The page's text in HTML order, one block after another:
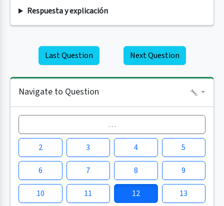
Respuesta y explicación
Last Question Next Question
Navigate to Question
…
2 3 4 5
6 7 8 9
10 11 12 13